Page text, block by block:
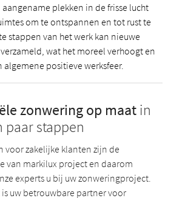
plekken in de frisse lucht
om te ontspannen en tot rust te
stappen van het werk kan nieuwe
wat het moreel verhoogt en
positieve werksfeer.
zonwering op maat in
paar stappen
voor zakelijke klanten zijn de
van markilux project en daarom
experts u bij uw zonweringproject.
uw betrouwbare partner voor